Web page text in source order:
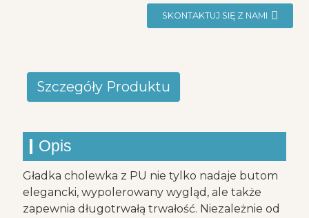
SKONTAKTUJ SIĘ Z NAMI
Szczegóły Produktu
Opis
Gładka cholewka z PU nie tylko nadaje butom
elegancki, wypolerowany wygląd, ale także
zapewnia długotrwałą trwałość. Niezależnie od